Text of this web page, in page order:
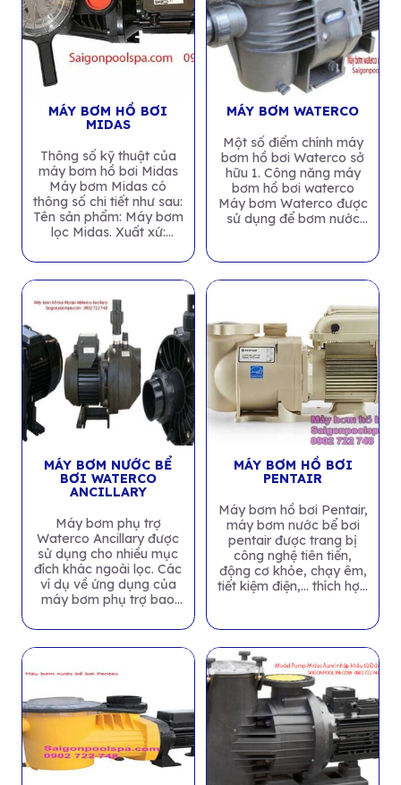
MÁY BƠM HỒ BƠI
MIDAS
Thông số kỹ thuật của
máy bơm hồ bơi Midas
Máy bơm Midas có
thông số chi tiết như sau:
Tên sản phẩm: Máy bơm
lọc Midas. Xuất xứ:
MÁY BƠM WATERCO
Một số điểm chính máy
bơm hồ bơi Waterco sở
hữu 1. Công năng máy
bơm hồ bơi waterco
Máy bơm Waterco được
sử dụng để bơm nước
MÁY BƠM NƯỚC BỂ
BƠI WATERCO
ANCILLARY
Máy bơm phụ trợ
Waterco Ancillary được
sử dụng cho nhiều mục
đích khác ngoài lọc. Các
ví dụ về ứng dụng của
máy bơm phụ trợ bao
MÁY BƠM HỒ BƠI
PENTAIR
Máy bơm hồ bơi Pentair,
máy bơm nước bể bơi
pentair được trang bị
công nghệ tiên tiến,
động cơ khỏe, chạy êm,
tiết kiệm điện,… thích hợp